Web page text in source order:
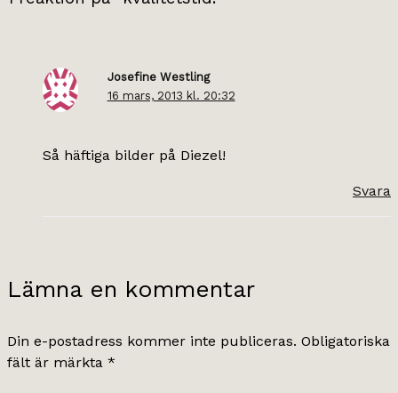
Josefine Westling
16 mars, 2013 kl. 20:32
Så häftiga bilder på Diezel!
Svara
Lämna en kommentar
Din e-postadress kommer inte publiceras. Obligatoriska
fält är märkta *